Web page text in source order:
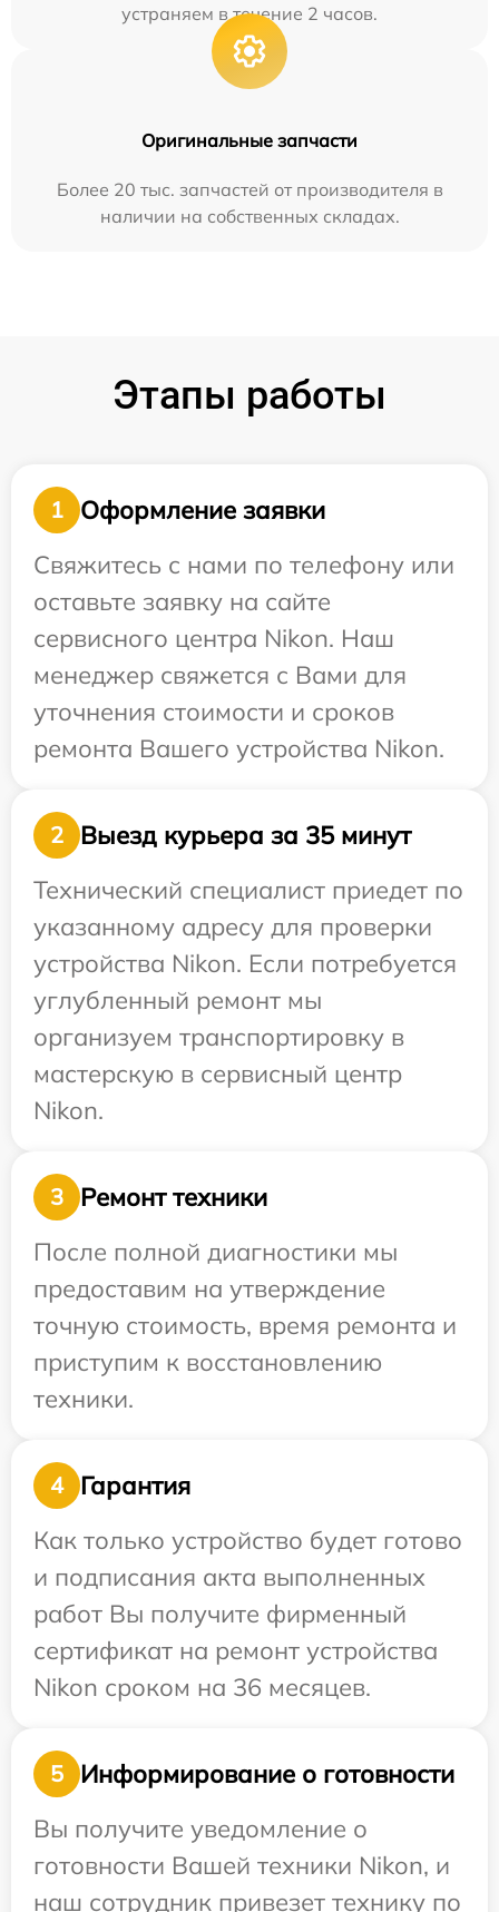
устраняем в течение 2 часов.
Оригинальные запчасти
Более 20 тыс. запчастей от производителя в
наличии на собственных складах.
Этапы работы
1
Оформление заявки
Свяжитесь с нами по телефону или
оставьте заявку на сайте
сервисного центра Nikon. Наш
менеджер свяжется с Вами для
уточнения стоимости и сроков
ремонта Вашего устройства Nikon.
2
Выезд курьера за 35 минут
Технический специалист приедет по
указанному адресу для проверки
устройства Nikon. Если потребуется
углубленный ремонт мы
организуем транспортировку в
мастерскую в сервисный центр
Nikon.
3
Ремонт техники
После полной диагностики мы
предоставим на утверждение
точную стоимость, время ремонта и
приступим к восстановлению
техники.
4
Гарантия
Как только устройство будет готово
и подписания акта выполненных
работ Вы получите фирменный
сертификат на ремонт устройства
Nikon сроком на 36 месяцев.
5
Информирование о готовности
Вы получите уведомление о
готовности Вашей техники Nikon, и
наш сотрудник привезет технику по